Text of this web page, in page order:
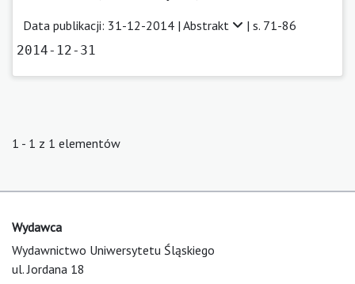
Data publikacji: 31-12-2014 | Abstrakt | s. 71-86
2014-12-31
1 - 1 z 1 elementów
Wydawca
Wydawnictwo Uniwersytetu Śląskiego
ul. Jordana 18